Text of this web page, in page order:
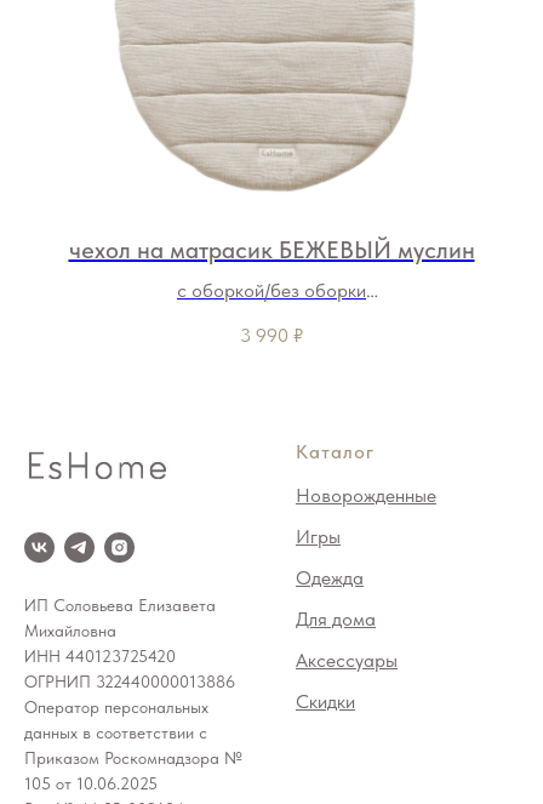
чехол на матрасик БЕЖЕВЫЙ муслин
с оборкой/без оборки
3 990 ₽
ИП Соловьева Елизавета
Михайловна
ИНН 440123725420
ОГРНИП 322440000013886
Оператор персональных
данных в соответствии с
Приказом Роскомнадзора №
105 от 10.06.2025
Каталог
Новорожденные
Игры
Одежда
Для дома
Аксессуары
Скидки